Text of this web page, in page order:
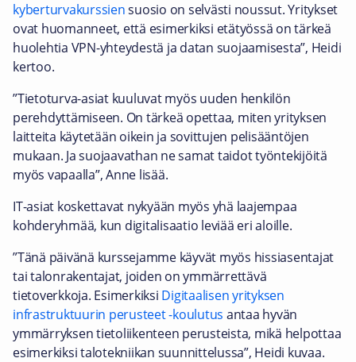
kyberturvakurssiensuosio on selvästi noussut. Yritykset
ovat huomanneet, että esimerkiksi etätyössä on tärkeä
huolehtia VPN-yhteydestä ja datan suojaamisesta”, Heidi
kertoo.
”Tietoturva-asiat kuuluvat myös uuden henkilön
perehdyttämiseen. On tärkeä opettaa, miten yrityksen
laitteita käytetään oikein ja sovittujen pelisääntöjen
mukaan. Ja suojaavathan ne samat taidot työntekijöitä
myös vapaalla”, Anne lisää.
IT-asiat koskettavat nykyään myös yhä laajempaa
kohderyhmää, kun digitalisaatio leviää eri aloille.
”Tänä päivänä kurssejamme käyvät myös hissiasentajat
tai talonrakentajat, joiden on ymmärrettävä
tietoverkkoja. Esimerkiksi Digitaalisen yrityksen
infrastruktuurin perusteet -koulutus antaa hyvän
ymmärryksen tietoliikenteen perusteista, mikä helpottaa
esimerkiksi talotekniikan suunnittelussa”, Heidi kuvaa.